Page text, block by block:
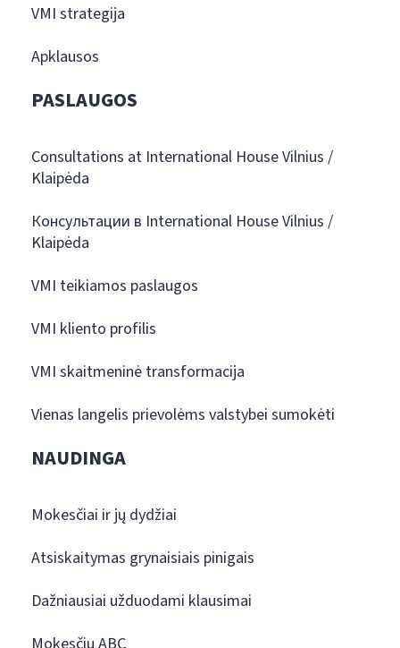
VMI strategija
Apklausos
PASLAUGOS
Consultations at International House Vilnius /
Klaipėda
Консультации в International House Vilnius /
Klaipėda
VMI teikiamos paslaugos
VMI kliento profilis
VMI skaitmeninė transformacija
Vienas langelis prievolėms valstybei sumokėti
NAUDINGA
Mokesčiai ir jų dydžiai
Atsiskaitymas grynaisiais pinigais
Dažniausiai užduodami klausimai